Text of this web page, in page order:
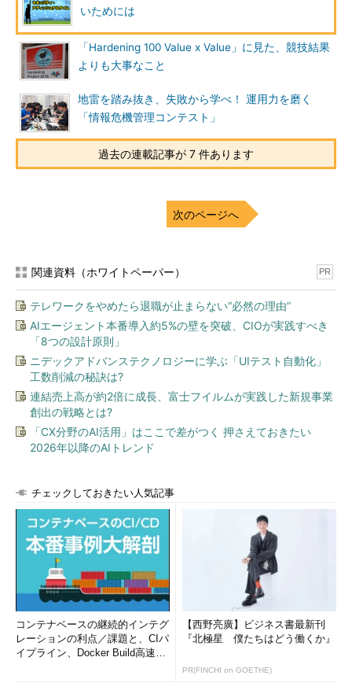
どのような取り組みを進めているかを解説し、その中で監査が果
たす役割を説明した。
もともとサイバーセキュリティ基本法
では、NISCが中核となって政府機関の
セキュリティ対策を推進する枠組みが定
められていた。NISCによる監査の権限
強化も明記されており、PDCAのサイク
ルが回っているかを確認する「マネジメ
ント監査」と、システムの脆弱（ぜいじ
テスト」の2つを全省庁で実施すること
とされ、2015度から段階的に実施してきたという。
まず「標的型攻撃のトリガーとなるメールは、一定の割合で必ず
気付き、被害を最小化してリカバリーするかが重要だ」と述べ
た。
そして「もう1つ、監査の観点からは、システムの『設計』と
『運用』の違いもある」と、自身の経験も踏まえて振り返る。も
ともとサイバーセキュリティ基本法の基準では、基幹系の情報、
機微性の高い情報は、インターネットとは切り離されたクローズ
ドな環境に置くことになっていた。にもかかわらず、年金機構の
事案が示すように、「実運用では、オープンなところに置かれて
の乖離（かいり）を洗い出す上で大きな役割を果たすと期待でき
る。
政府は2015年9月に閣議決定したサイバーセキュリティ戦略を
踏まえ、2016年6月、政府機関のセキュリティ統一基準の改定案
を公表した。統一基準では「各省庁のセキュリティの底上げを図
るため、ボトムアップのアプローチを取った。とりわけ、標的型
攻撃対策に力点を置いている」（谷脇氏）。また今回の改定案で
は、サイバーセキュリティ基本法の改正を踏まえ、監査対象を省
庁だけでなく独立法人や特殊法人にも広げることに加え、標的型
攻撃の実被害を踏まえて内容に改訂を加えた。「設置されていた
いためには
「Hardening 100 Value x Value」に見た、競技結果
よりも大事なこと
地雷を踏み抜き、失敗から学べ！ 運用力を磨く
「情報危機管理コンテスト」
過去の連載記事が 7 件あります
次のページへ
関連資料（ホワイトペーパー） PR
テレワークをやめたら退職が止まらない“必然の理由”
AIエージェント本番導入約5%の壁を突破、CIOが実践すべき
「8つの設計原則」
ニデックアドバンステクノロジーに学ぶ「UIテスト自動化」
工数削減の秘訣は?
連結売上高が約2倍に成長、富士フイルムが実践した新規事業
創出の戦略とは?
「CX分野のAI活用」はここで差がつく 押さえておきたい
2026年以降のAIトレンド
チェックしておきたい人気記事
コンテナベースの継続的インテグ
レーションの利点／課題と、CIパ
イプライン、Docker Build高速化
【西野亮廣】ビジネス書最新刊
『北極星 僕たちはどう働くか』
PR(FINCHI on GOETHE)